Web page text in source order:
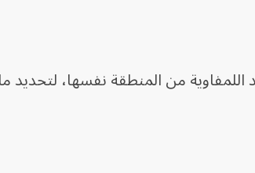
من المنطقة نفسها، لتحديد